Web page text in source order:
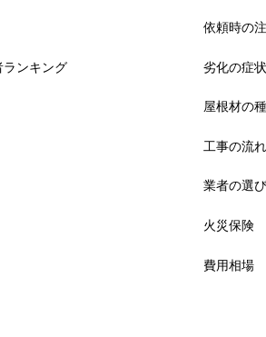
ランキング
依頼時の
劣化の症状
屋根材の
工事の流れ
業者の選
火災保険
費用相場